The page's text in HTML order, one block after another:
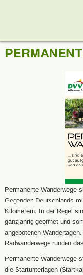
Permanente Wanderwege
Gegenden Deutschlands
Kilometern. In der Regel
ganzjährig geöffnet und
angebotenen
Radwanderwege runden
Permanente Wanderwege
die Startunterlagen